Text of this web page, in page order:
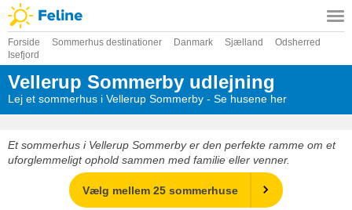
Forside Sommerhus destinationer Danmark Sjælland
Odsherred
Isefjord
Vellerup Sommerby udlejning
Lej et sommerhus i Vellerup Sommerby - Se husene her
Et sommerhus i Vellerup Sommerby er den perfekte ramme om et
uforglemmeligt ophold sammen med familie eller venner.
Vælg mellem 25 sommerhuse